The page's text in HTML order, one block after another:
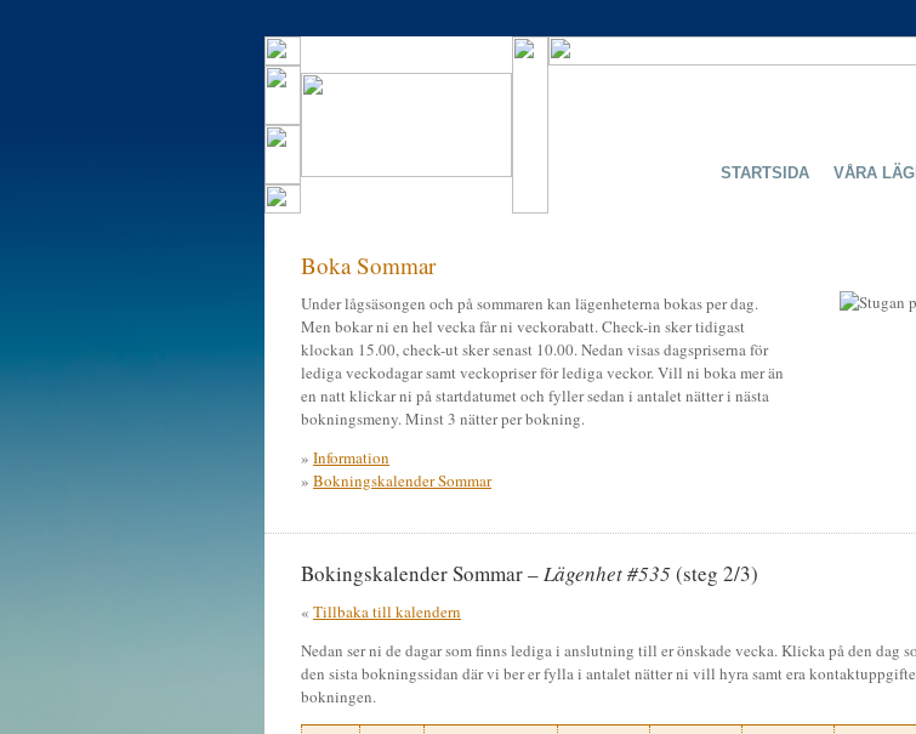
STARTSIDA VÅRA
Boka Sommar
Under lågsäsongen och på sommaren kan lägenheterna bokas per dag.
Men bokar ni en hel vecka får ni veckorabatt. Check-in sker tidigast
klockan 15.00, check-ut sker senast 10.00. Nedan visas dagspriserna för
lediga veckodagar samt veckopriser för lediga veckor. Vill ni boka mer än
en natt klickar ni på startdatumet och fyller sedan i antalet nätter i nästa
bokningsmeny. Minst 3 nätter per bokning.
» Information
» Bokningskalender Sommar
Bokingskalender Sommar –Lägenhet #535(steg 2/3)
« Tillbaka till kalendern
Nedan ser ni de dagar som finns lediga i anslutning till er önskade vecka. Klicka på den
den sista bokningssidan där vi ber er fylla i antalet nätter ni vill hyra samt era
bokningen.